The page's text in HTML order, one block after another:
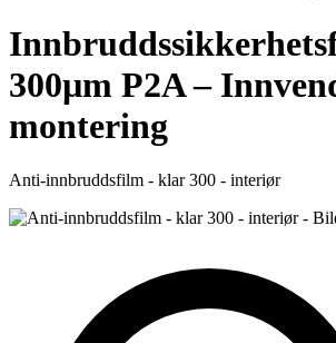
300µm P2A –
montering
Anti-innbruddsfilm - klar 300 - interiør